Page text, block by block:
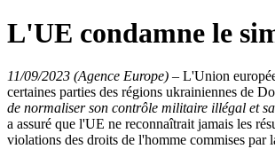
L'UE condamne le
11/09/2023 (Agence Europe) – L'Union
certaines parties des régions ukrainiennes de
de normaliser son contrôle militaire illégal et
a assuré que l'UE ne reconnaîtrait jamais les
violations des droits de l'homme commises par